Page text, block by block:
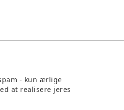
- kun ærlige
at realisere jeres